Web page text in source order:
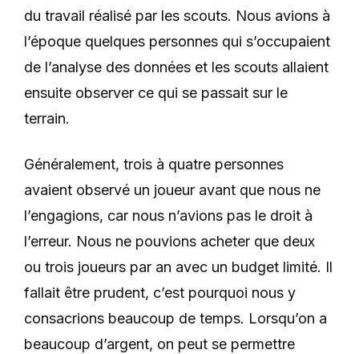
du travail réalisé par les scouts. Nous avions à
l’époque quelques personnes qui s’occupaient
de l’analyse des données et les scouts allaient
ensuite observer ce qui se passait sur le
terrain.
Généralement, trois à quatre personnes
avaient observé un joueur avant que nous ne
l’engagions, car nous n’avions pas le droit à
l’erreur. Nous ne pouvions acheter que deux
ou trois joueurs par an avec un budget limité. Il
fallait être prudent, c’est pourquoi nous y
consacrions beaucoup de temps. Lorsqu’on a
beaucoup d’argent, on peut se permettre